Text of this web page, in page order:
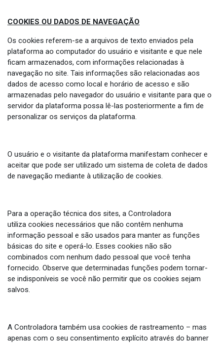
COOKIES OU DADOS DE NAVEGAÇÃO
Os cookies referem-se a arquivos de texto enviados pela
plataforma ao computador do usuário e visitante e que nele
ficam armazenados, com informações relacionadas à
navegação no site. Tais informações são relacionadas aos
dados de acesso como local e horário de acesso e são
armazenadas pelo navegador do usuário e visitante para que o
servidor da plataforma possa lê-las posteriormente a fim de
personalizar os serviços da plataforma.
O usuário e o visitante da plataforma manifestam conhecer e
aceitar que pode ser utilizado um sistema de coleta de dados
de navegação mediante à utilização de cookies.
Para a operação técnica dos sites, a Controladora
utiliza cookies necessários que não contêm nenhuma
informação pessoal e são usados para manter as funções
básicas do site e operá-lo. Esses cookies não são
combinados com nenhum dado pessoal que você tenha
fornecido. Observe que determinadas funções podem tornar-
se indisponíveis se você não permitir que os cookies sejam
salvos.
A Controladora também usa cookies de rastreamento – mas
apenas com o seu consentimento explícito através do banner